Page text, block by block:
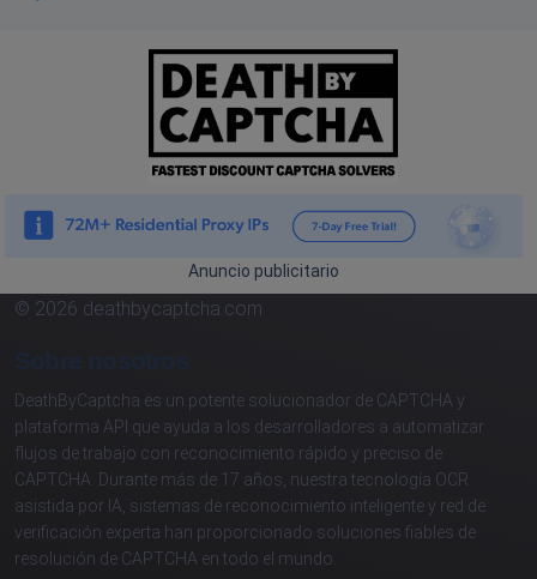
Anuncio publicitario
© 2026 deathbycaptcha.com
DeathByCaptcha es un potente solucionador de CAPTCHA y
plataforma API que ayuda a los desarrolladores a automatizar
flujos de trabajo con reconocimiento rápido y preciso de
CAPTCHA. Durante más de 17 años, nuestra tecnología OCR
asistida por IA, sistemas de reconocimiento inteligente y red de
verificación experta han proporcionado soluciones fiables de
resolución de CAPTCHA en todo el mundo.